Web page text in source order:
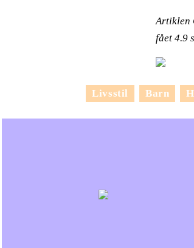
Artiklen
fået 4.9
Livsstil Barn